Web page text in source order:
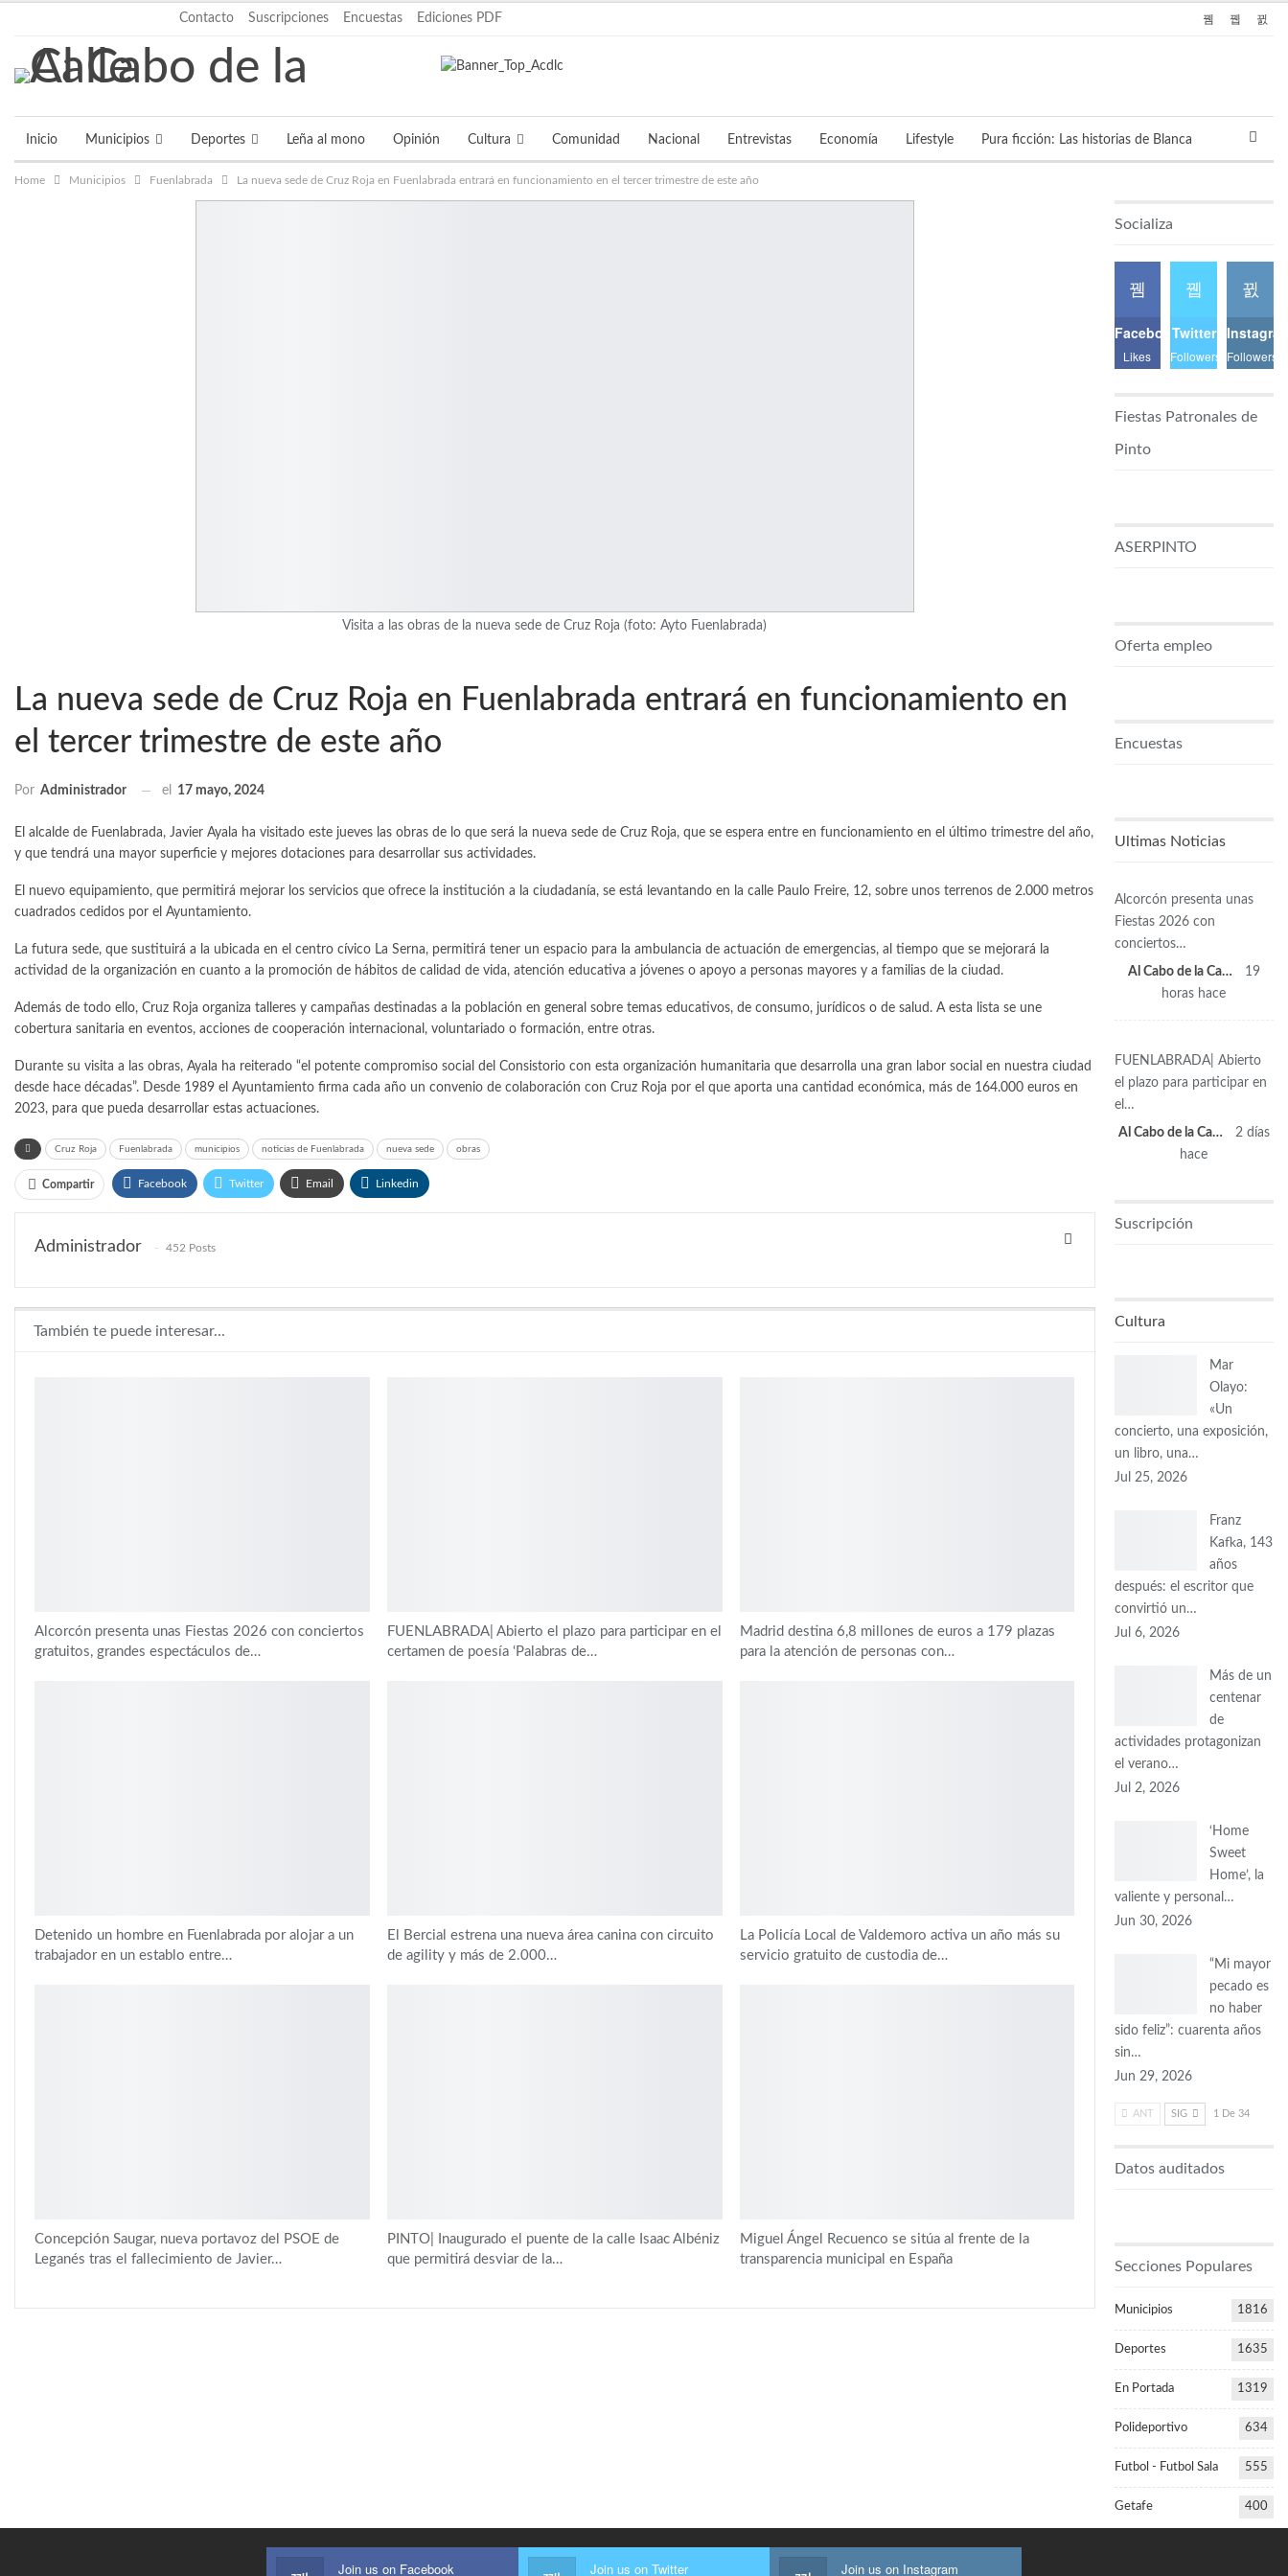
Contacto Suscripciones Encuestas Ediciones PDF
Inicio Municipios Deportes Leña al mono Opinión Cultura Comunidad Nacional Entrevistas Economía Lifestyle Pura ficción: Las historias de Blanca
Mas Noticias
Home Municipios Fuenlabrada La nueva sede de Cruz Roja en Fuenlabrada entrará en funcionamiento en el tercer trimestre de este año
Visita a las obras de la nueva sede de Cruz Roja (foto: Ayto Fuenlabrada)
La nueva sede de Cruz Roja en Fuenlabrada entrará en funcionamiento en
el tercer trimestre de este año
Por Administrador el 17 mayo, 2024
El alcalde de Fuenlabrada, Javier Ayala ha visitado este jueves las obras de lo que será la nueva sede de Cruz Roja, que se espera entre en funcionamiento en el último trimestre del año,
y que tendrá una mayor superficie y mejores dotaciones para desarrollar sus actividades.
El nuevo equipamiento, que permitirá mejorar los servicios que ofrece la institución a la ciudadanía, se está levantando en la calle Paulo Freire, 12, sobre unos terrenos de 2.000 metros
cuadrados cedidos por el Ayuntamiento.
La futura sede, que sustituirá a la ubicada en el centro cívico La Serna, permitirá tener un espacio para la ambulancia de actuación de emergencias, al tiempo que se mejorará la
actividad de la organización en cuanto a la promoción de hábitos de calidad de vida, atención educativa a jóvenes o apoyo a personas mayores y a familias de la ciudad.
Además de todo ello, Cruz Roja organiza talleres y campañas destinadas a la población en general sobre temas educativos, de consumo, jurídicos o de salud. A esta lista se une
cobertura sanitaria en eventos, acciones de cooperación internacional, voluntariado o formación, entre otras.
Durante su visita a las obras, Ayala ha reiterado “el potente compromiso social del Consistorio con esta organización humanitaria que desarrolla una gran labor social en nuestra ciudad
desde hace décadas”. Desde 1989 el Ayuntamiento firma cada año un convenio de colaboración con Cruz Roja por el que aporta una cantidad económica, más de 164.000 euros en
2023, para que pueda desarrollar estas actuaciones.
Cruz Roja Fuenlabrada municipios noticias de Fuenlabrada nueva sede obras
Compartir Facebook Twitter Email Linkedin
Administrador 452 Posts
También te puede interesar...
Alcorcón presenta unas Fiestas 2026 con conciertos
gratuitos, grandes espectáculos de…
FUENLABRADA| Abierto el plazo para participar en el
certamen de poesía ‘Palabras de…
Madrid destina 6,8 millones de euros a 179 plazas
para la atención de personas con…
Detenido un hombre en Fuenlabrada por alojar a un
trabajador en un establo entre…
El Bercial estrena una nueva área canina con circuito
de agility y más de 2.000…
La Policía Local de Valdemoro activa un año más su
servicio gratuito de custodia de…
Concepción Saugar, nueva portavoz del PSOE de
Leganés tras el fallecimiento de Javier…
PINTO| Inaugurado el puente de la calle Isaac Albéniz
que permitirá desviar de la…
Miguel Ángel Recuenco se sitúa al frente de la
transparencia municipal en España
Socializa
Facebook
Likes
Twitter
Followers Followers
Fiestas Patronales de
Pinto
ASERPINTO
Oferta empleo
Encuestas
Ultimas Noticias
Alcorcón presenta unas
Fiestas 2026 con
conciertos…
Al Cabo de la Calle
19
horas hace
FUENLABRADA| Abierto
el plazo para participar en
el…
Al Cabo de la Calle
2 días
hace
Suscripción
Cultura
Mar
Olayo:
«Un
concierto, una exposición,
un libro, una…
Jul 25, 2026
Franz
Kafka, 143
años
después: el escritor que
convirtió un…
Jul 6, 2026
Más de un
centenar
de
actividades protagonizan
el verano…
Jul 2, 2026
‘Home
Sweet
Home’, la
valiente y personal…
Jun 30, 2026
“Mi mayor
pecado es
no haber
sido feliz”: cuarenta años
sin…
Jun 29, 2026
ANT SIG 1 De 34
Datos auditados
Secciones Populares
Municipios 1816
Deportes 1635
En Portada 1319
Polideportivo 634
Futbol - Futbol Sala 555
Getafe 400
Join us on Facebook Join us on Twitter Join us on Instagram